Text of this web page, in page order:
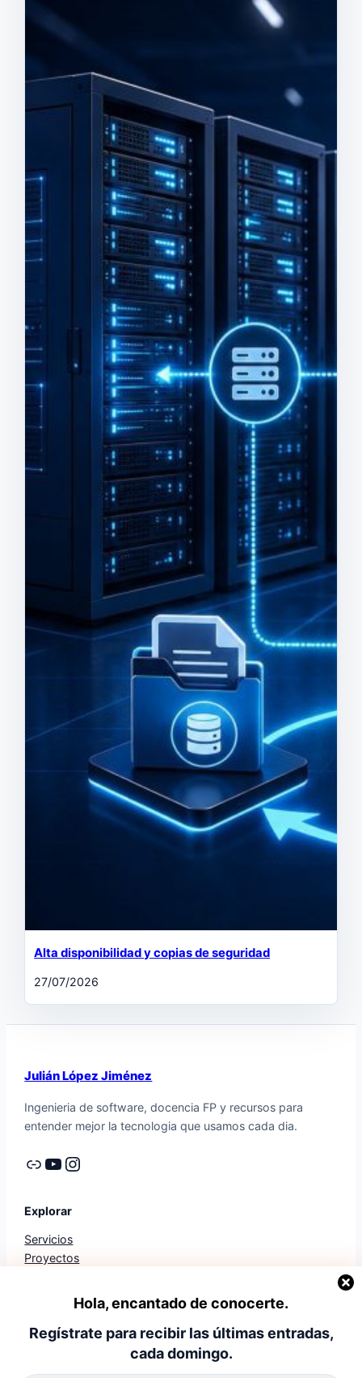
Hola, encantado de conocerte.
Regístrate para recibir las últimas entradas,
cada domingo.
Alta disponibilidad y copias de seguridad
27/07/2026
Julián López Jiménez
Ingenieria de software, docencia FP y recursos para
entender mejor la tecnologia que usamos cada dia.
Enlace YouTube Instagram
Explorar
Servicios
Proyectos
Diagnostico
Mis Apps